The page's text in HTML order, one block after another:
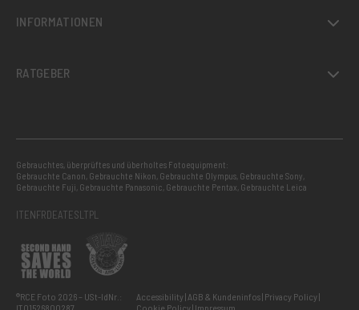
INFORMATIONEN
RATGEBER
Gebrauchtes, überprüftes und überholtes Fotoequipment:
Gebrauchte Canon, Gebrauchte Nikon, Gebrauchte Olympus, Gebrauchte Sony,
Gebrauchte Fuji, Gebrauchte Panasonic, Gebrauchte Pentax, Gebrauchte Leica
ITENFRDEATESLTPL
®RCE Foto 2026 – USt-IdNr.:
IT01526800287
Accessibility AGB & Kundeninfos Privacy Policy
Cookie Policy Impressum